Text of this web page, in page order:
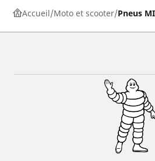
Accueil Moto et scooter Pneus